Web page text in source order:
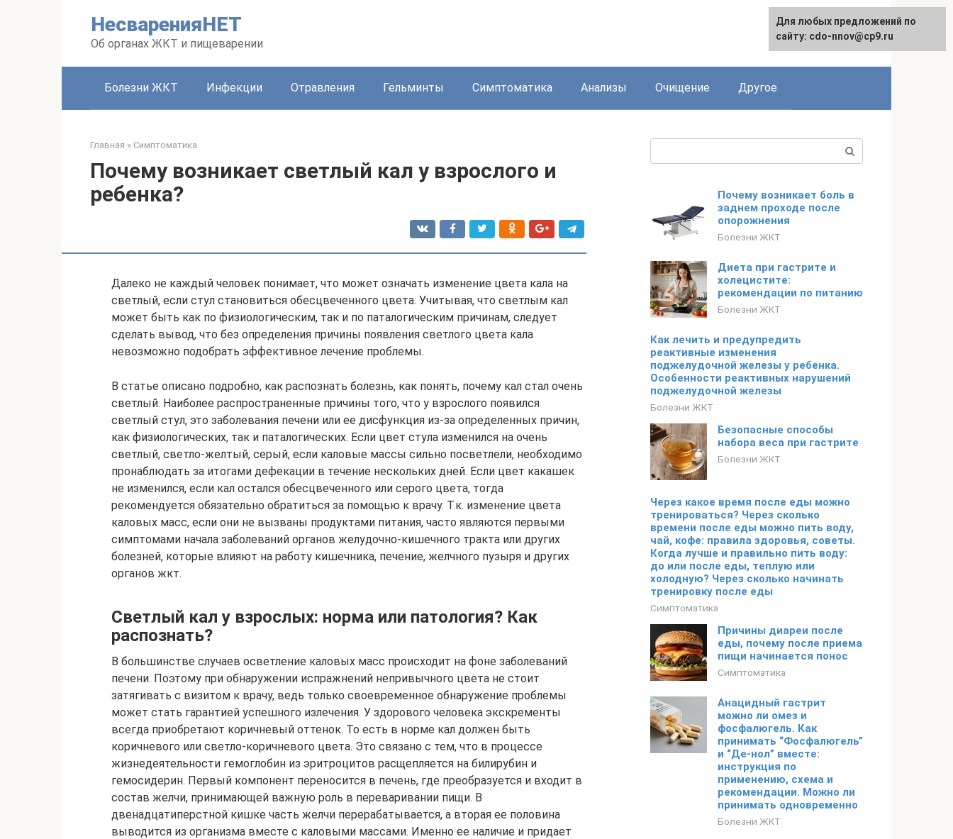
НесваренияНЕТ
Об органах ЖКТ и пищеварении
Болезни ЖКТ Инфекции Отравления Гельминты Симптоматика Анализы Очищение Другое
Главная » Симптоматика
Почему возникает светлый кал у взрослого и
ребенка?
Далеко не каждый человек понимает, что может означать изменение цвета кала на
светлый, если стул становиться обесцвеченного цвета. Учитывая, что светлым кал
может быть как по физиологическим, так и по паталогическим причинам, следует
сделать вывод, что без определения причины появления светлого цвета кала
невозможно подобрать эффективное лечение проблемы.
В статье описано подробно, как распознать болезнь, как понять, почему кал стал очень
светлый. Наиболее распространенные причины того, что у взрослого появился
светлый стул, это заболевания печени или ее дисфункция из-за определенных причин,
как физиологических, так и паталогических. Если цвет стула изменился на очень
светлый, светло-желтый, серый, если каловые массы сильно посветлели, необходимо
пронаблюдать за итогами дефекации в течение нескольких дней. Если цвет какашек
не изменился, если кал остался обесцвеченного или серого цвета, тогда
рекомендуется обязательно обратиться за помощью к врачу. Т.к. изменение цвета
каловых масс, если они не вызваны продуктами питания, часто являются первыми
симптомами начала заболеваний органов желудочно-кишечного тракта или других
болезней, которые влияют на работу кишечника, печение, желчного пузыря и других
органов жкт.
Светлый кал у взрослых: норма или патология? Как
распознать?
В большинстве случаев осветление каловых масс происходит на фоне заболеваний
печени. Поэтому при обнаружении испражнений непривычного цвета не стоит
затягивать с визитом к врачу, ведь только своевременное обнаружение проблемы
может стать гарантией успешного излечения. У здорового человека экскременты
всегда приобретают коричневый оттенок. То есть в норме кал должен быть
коричневого или светло-коричневого цвета. Это связано с тем, что в процессе
жизнедеятельности гемоглобин из эритроцитов расщепляется на билирубин и
гемосидерин. Первый компонент переносится в печень, где преобразуется и входит в
состав желчи, принимающей важную роль в переваривании пищи. В
двенадцатиперстной кишке часть желчи перерабатывается, а вторая ее половина
выводится из организма вместе с каловыми массами. Именно ее наличие и придает
Почему возникает боль в
заднем проходе после
опорожнения
Болезни ЖКТ
Диета при гастрите и
холецистите:
рекомендации по питанию
Болезни ЖКТ
Как лечить и предупредить
реактивные изменения
поджелудочной железы у ребенка.
Особенности реактивных нарушений
поджелудочной железы
Болезни ЖКТ
Безопасные способы
набора веса при гастрите
Болезни ЖКТ
Через какое время после еды можно
тренироваться? Через сколько
времени после еды можно пить воду,
чай, кофе: правила здоровья, советы.
Когда лучше и правильно пить воду:
до или после еды, теплую или
холодную? Через сколько начинать
тренировку после еды
Симптоматика
Причины диареи после
еды, почему после приема
пищи начинается понос
Симптоматика
Анацидный гастрит
можно ли омез и
фосфалюгель. Как
принимать “Фосфалюгель”
и “Де-нол” вместе:
инструкция по
применению, схема и
рекомендации. Можно ли
принимать одновременно
Болезни ЖКТ
Для любых предложений по
сайту: cdo-nnov@cp9.ru